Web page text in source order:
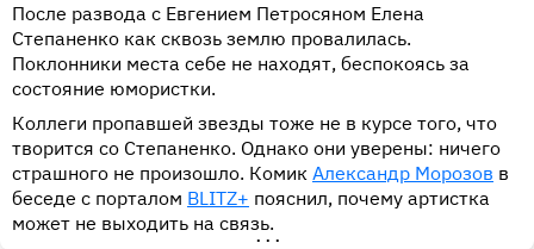
После развода с Евгением Петросяном Елена
Степаненко как сквозь землю провалилась.
Поклонники места себе не находят, беспокоясь за
состояние юмористки.
Коллеги пропавшей звезды тоже не в курсе того, что
творится со Степаненко. Однако они уверены: ничего
страшного не произошло. Комик Александр Морозов в
беседе с порталом BLITZ+ пояснил, почему артистка
может не выходить на связь.
•••